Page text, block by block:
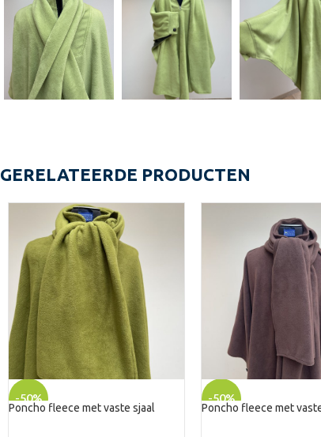
GERELATEERDE PRODUCTEN
-50%
Poncho fleece met vaste sjaal
-50%
Poncho fleece met